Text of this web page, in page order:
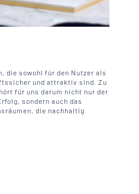
die sowohl für den Nutzer als
und attraktiv sind. Zu
für uns darum nicht nur der
sondern auch das
die nachhaltig